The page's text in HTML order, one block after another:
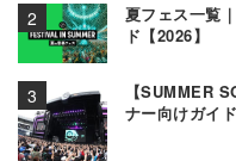
夏フェス一覧
ド【2026】
【SUMMER
ナー向けガイ